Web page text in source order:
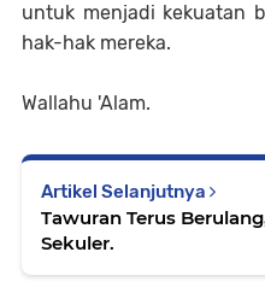
untuk menjadi kekuatan
hak-hak mereka.
Wallahu 'Alam.
Artikel Selanjutnya
Tawuran Terus
Sekuler.